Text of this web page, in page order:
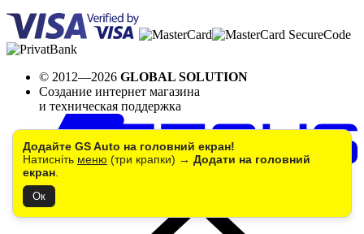
Додайте GS Auto на головний екран!
Натисніть меню (три крапки) → Додати на головний
екран
Ок
© 2012—2026 GLOBAL SOLUTION
Создание интернет магазина
и техническая поддержка